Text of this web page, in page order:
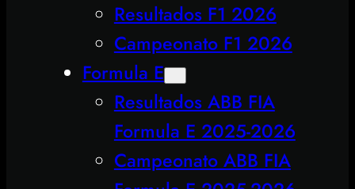
Resultados F1 2026
Campeonato F1 2026
Formula E
Resultados ABB FIA
Formula E 2025-2026
Campeonato ABB FIA